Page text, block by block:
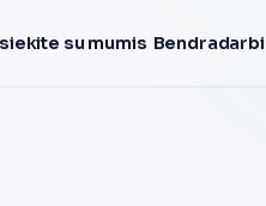
su mumis